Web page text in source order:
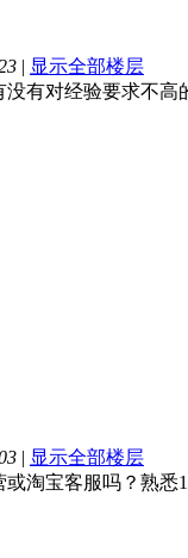
| 显示全部楼层
有对经验要求不高
| 显示全部楼层
淘宝客服吗？熟悉